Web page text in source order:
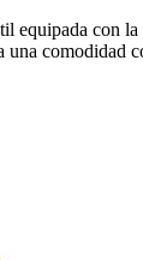
equipada con
comodidad